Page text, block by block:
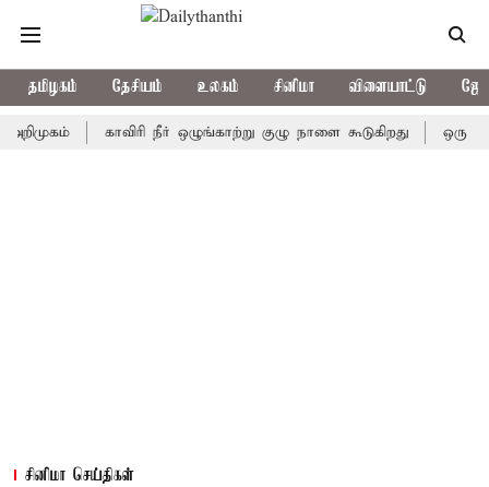
தமிழகம் தேசியம் உலகம் சினிமா விளையாட்டு
காவிரி நீர் ஒழுங்காற்று குழு நாளை கூடுகிறது ஒரு
சினிமா செய்திகள்